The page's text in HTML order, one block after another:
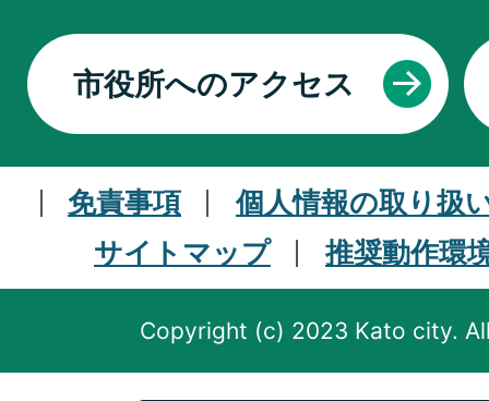
市役所へのアクセス
免責事項
個人情報の取り扱
サイトマップ
推奨動作環
Copyright (c) 2023 Kato city.